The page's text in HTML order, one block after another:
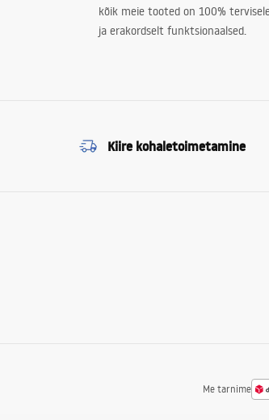
kõik meie tooted on 100%
ja erakordselt funktsionaalsed.
Kiire kohaletoimetamine
Me tarnime